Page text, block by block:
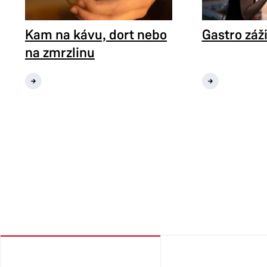
Kam na kávu, dort nebo
na zmrzlinu
nebo na
Gastro
Gastro zážitky